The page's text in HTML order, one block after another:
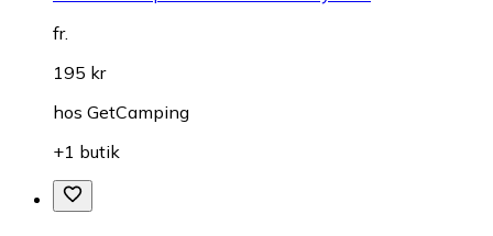
fr.
195 kr
hos GetCamping
+1 butik